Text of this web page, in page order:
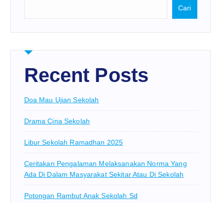
Cari
Recent Posts
Doa Mau Ujian Sekolah
Drama Cina Sekolah
Libur Sekolah Ramadhan 2025
Ceritakan Pengalaman Melaksanakan Norma Yang
Ada Di Dalam Masyarakat Sekitar Atau Di Sekolah
Potongan Rambut Anak Sekolah Sd